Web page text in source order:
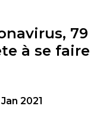
79
à se faire
2021